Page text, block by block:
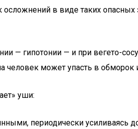
в виде таких
— гипотонии — и при вегето-
может упасть в обморок
уши:
периодически